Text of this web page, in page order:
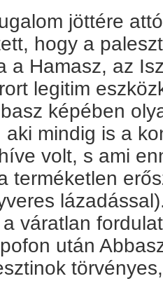
jöttére
hogy a
a Hamasz, az
legitim
képében
mindig is a
volt, s ami
terméketlen
váratlan
után